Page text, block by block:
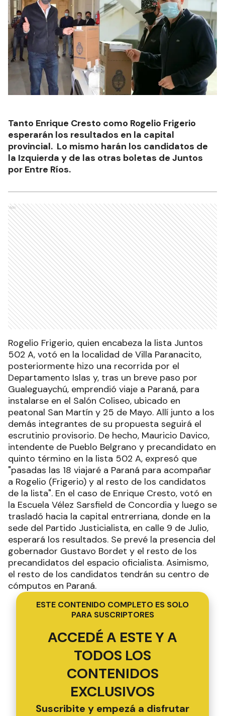
Tanto Enrique Cresto como Rogelio Frigerio
esperarán los resultados en la capital
provincial. Lo mismo harán los candidatos de
la Izquierda y de las otras boletas de Juntos
por Entre Ríos.
Ads
Rogelio Frigerio, quien encabeza la lista Juntos
502 A, votó en la localidad de Villa Paranacito,
posteriormente hizo una recorrida por el
Departamento Islas y, tras un breve paso por
Gualeguaychú, emprendió viaje a Paraná, para
instalarse en el Salón Coliseo, ubicado en
peatonal San Martín y 25 de Mayo. Allí junto a los
demás integrantes de su propuesta seguirá el
escrutinio provisorio. De hecho, Mauricio Davico,
intendente de Pueblo Belgrano y precandidato en
quinto término en la lista 502 A, expresó que
"pasadas las 18 viajaré a Paraná para acompañar
a Rogelio (Frigerio) y al resto de los candidatos
de la lista". En el caso de Enrique Cresto, votó en
la Escuela Vélez Sarsfield de Concordia y luego se
trasladó hacia la capital entrerriana, donde en la
sede del Partido Justicialista, en calle 9 de Julio,
esperará los resultados. Se prevé la presencia del
gobernador Gustavo Bordet y el resto de los
precandidatos del espacio oficialista. Asimismo,
el resto de los candidatos tendrán su centro de
cómputos en Paraná.
ESTE CONTENIDO COMPLETO ES SOLO
PARA SUSCRIPTORES
ACCEDÉ A ESTE Y A
TODOS LOS
CONTENIDOS
EXCLUSIVOS
Suscribite y empezá a disfrutar